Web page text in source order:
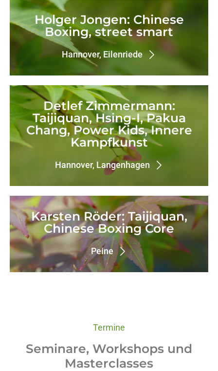
Holger Jongen: Chinese
Boxing, street smart
Hannover, Eilenriede
Detlef Zimmermann:
Taijiquan, Hsing-I, Pakua
Chang, Power Kids, Innere
Kampfkunst
Hannover, Langenhagen
Karsten Röder: Taijiquan,
Chinese Boxing Core
Peine
Termine
Seminare, Workshops und
Masterclasses